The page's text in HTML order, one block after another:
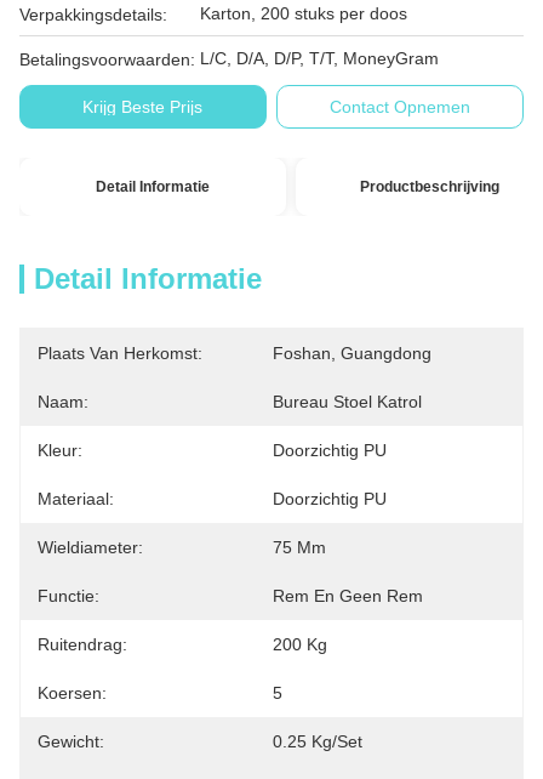
Verpakkingsdetails: Karton, 200 stuks per doos
Betalingsvoorwaarden: L/C, D/A, D/P, T/T, MoneyGram
Krijg Beste Prijs Contact Opnemen
Detail Informatie Productbeschrijving
Detail Informatie
Plaats Van Herkomst: Foshan, Guangdong
Naam: Bureau Stoel Katrol
Kleur: Doorzichtig PU
Materiaal: Doorzichtig PU
Wieldiameter: 75 Mm
Functie: Rem En Geen Rem
Ruitendrag: 200 Kg
Koersen: 5
Gewicht: 0.25 Kg/set